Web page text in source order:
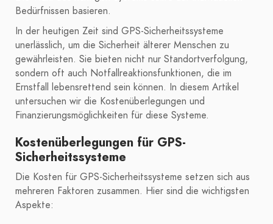
Bedürfnissen basieren.
In der heutigen Zeit sind GPS-Sicherheitssysteme
unerlässlich, um die Sicherheit älterer Menschen zu
gewährleisten. Sie bieten nicht nur Standortverfolgung,
sondern oft auch Notfallreaktionsfunktionen, die im
Ernstfall lebensrettend sein können. In diesem Artikel
untersuchen wir die Kostenüberlegungen und
Finanzierungsmöglichkeiten für diese Systeme.
Kostenüberlegungen für GPS-
Sicherheitssysteme
Die Kosten für GPS-Sicherheitssysteme setzen sich aus
mehreren Faktoren zusammen. Hier sind die wichtigsten
Aspekte: